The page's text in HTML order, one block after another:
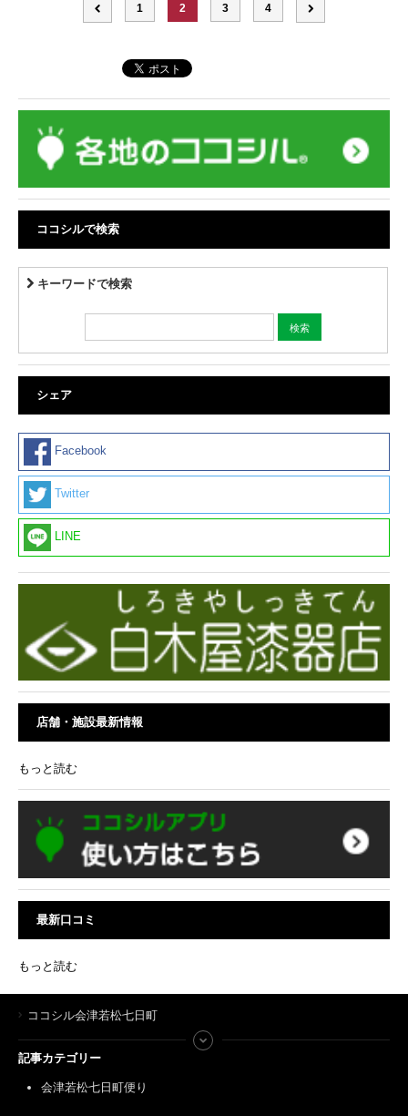
1 2 3 4
ココシルで検索
キーワードで検索
シェア
Facebook
Twitter
LINE
店舗・施設最新情報
もっと読む
最新口コミ
もっと読む
ココシル会津若松七日町
記事カテゴリー
会津若松七日町便り